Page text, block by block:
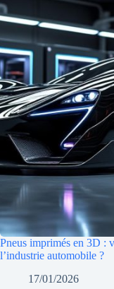
Pneus imprimés en 3D :
l’industrie automobile ?
17/01/2026